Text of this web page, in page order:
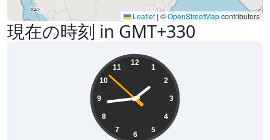
現在の時刻 in GMT+330
12
1
2
3
4
5
6
7
8
9
10
11
Leaflet | ©OpenStreetMapcontributors